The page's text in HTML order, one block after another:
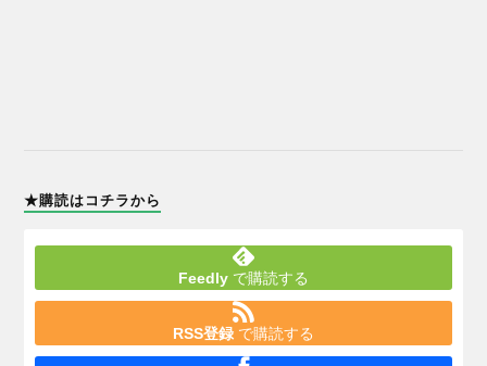
★購読はコチラから
Feedly で購読する
RSS登録 で購読する